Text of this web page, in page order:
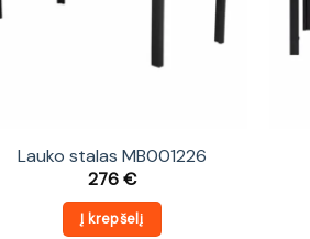
Lauko stalas MB001226
276€
Į krepšelį